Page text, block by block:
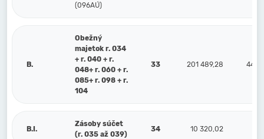
(096AÚ)
B.
Obežný
majetok r. 034
+ r. 040 + r.
048+ r. 060 + r.
085+ r. 098 + r.
104
33 201 489,28 44
B.I.
Zásoby súčet
(r. 035 až 039)
34 10 320,02